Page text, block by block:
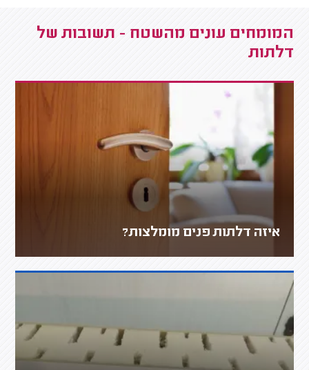
המומחים עונים מהשטח - תשובות של
דלתות
איזה דלתות פנים מומלצות?